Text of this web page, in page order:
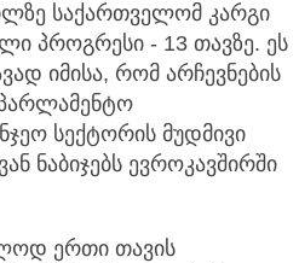
საქართველომ კარგი
პროგრესი - 13 თავზე. ეს
იმისა, რომ არჩევნების
სექტორის მუდმივი
ნაბიჯებს ევროკავშირში
ერთი თავის